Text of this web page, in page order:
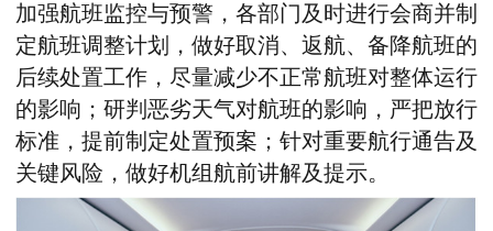
加强航班监控与预警，各部门及时进行会商并制
定航班调整计划，做好取消、返航、备降航班的
后续处置工作，尽量减少不正常航班对整体运行
的影响；研判恶劣天气对航班的影响，严把放行
标准，提前制定处置预案；针对重要航行通告及
关键风险，做好机组航前讲解及提示。